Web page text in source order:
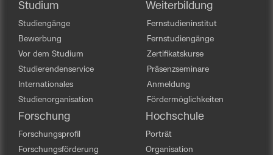
Studium
Studiengänge
Bewerbung
Vor dem Studium
Studierendenservice
Internationales
Studienorganisation
Weiterbildung
Fernstudieninstitut
Fernstudiengänge
Zertifikatskurse
Präsenzseminare
Anmeldung
Fördermöglichkeiten
Forschung
Forschungsprofil
Forschungsförderung
Hochschule
Porträt
Organisation